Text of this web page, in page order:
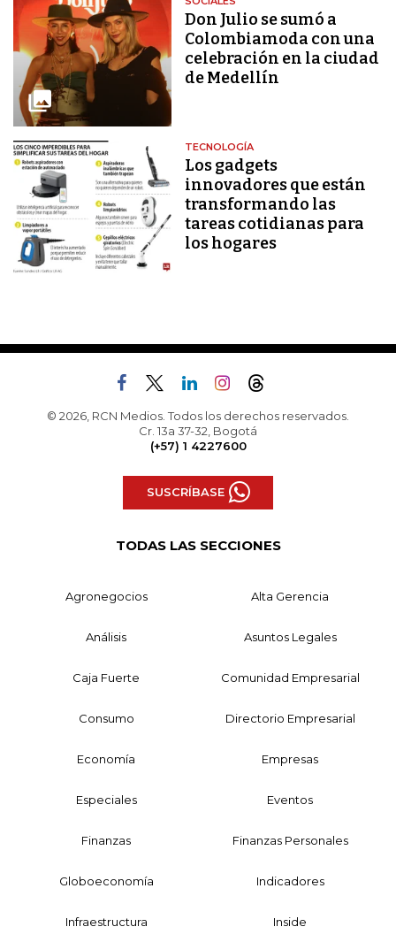
Don Julio se sumó a
Colombiamoda con una
celebración en la ciudad
de Medellín
TECNOLOGÍA
Los gadgets
innovadores que están
transformando las
tareas cotidianas para
los hogares
© 2026, RCN Medios. Todos los derechos reservados.
Cr. 13a 37-32, Bogotá
(+57) 1 4227600
SUSCRÍBASE
TODAS LAS SECCIONES
Agronegocios Alta Gerencia
Análisis Asuntos Legales
Caja Fuerte Comunidad Empresarial
Consumo Directorio Empresarial
Economía Empresas
Especiales Eventos
Finanzas Finanzas Personales
Globoeconomía Indicadores
Infraestructura Inside